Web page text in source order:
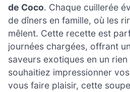
de Coco. Chaque cuillerée
de dîners en famille, où les
mêlent. Cette recette est
journées chargées, offrant
saveurs exotiques en un
souhaitiez impressionner
vous faire plaisir, cette